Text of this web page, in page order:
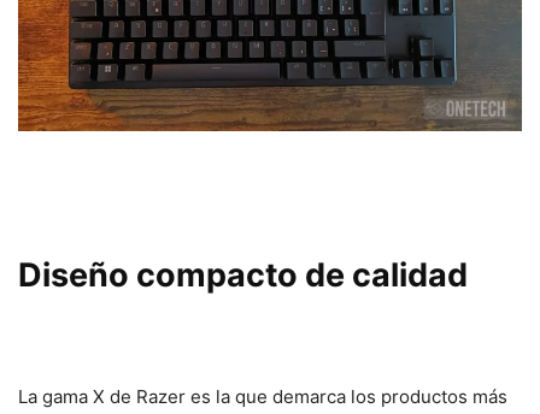
Diseño compacto de calidad
La gama X de Razer es la que demarca los productos más